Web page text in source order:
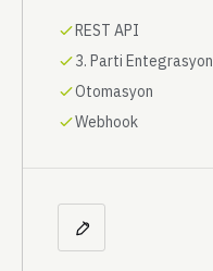
REST API
3. Parti Entegrasyon
Otomasyon
Webhook